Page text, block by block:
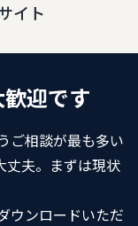
イト
迎です
ご相談が最も多い
丈夫。まずは現状
ウンロードいただ